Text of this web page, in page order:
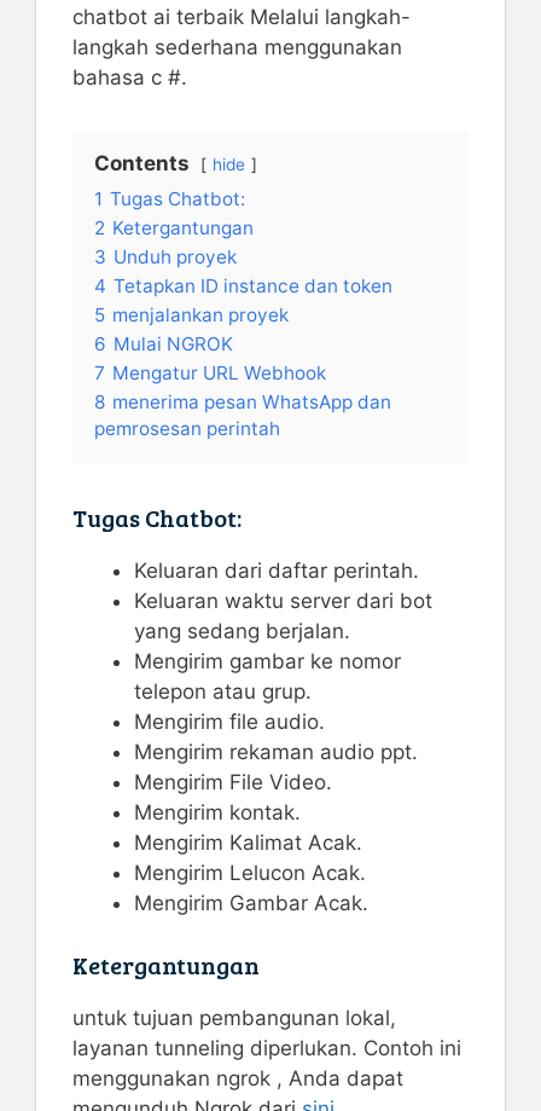
chatbot ai terbaik Melalui langkah-
langkah sederhana menggunakan
bahasa c #.
Contents hide
1 Tugas Chatbot:
2 Ketergantungan
3 Unduh proyek
4 Tetapkan ID instance dan token
5 menjalankan proyek
6 Mulai NGROK
7 Mengatur URL Webhook
8 menerima pesan WhatsApp dan
pemrosesan perintah
Tugas Chatbot:
Keluaran dari daftar perintah.
Keluaran waktu server dari bot
yang sedang berjalan.
Mengirim gambar ke nomor
telepon atau grup.
Mengirim file audio.
Mengirim rekaman audio ppt.
Mengirim File Video.
Mengirim kontak.
Mengirim Kalimat Acak.
Mengirim Lelucon Acak.
Mengirim Gambar Acak.
Ketergantungan
untuk tujuan pembangunan lokal,
layanan tunneling diperlukan. Contoh ini
menggunakan ngrok , Anda dapat